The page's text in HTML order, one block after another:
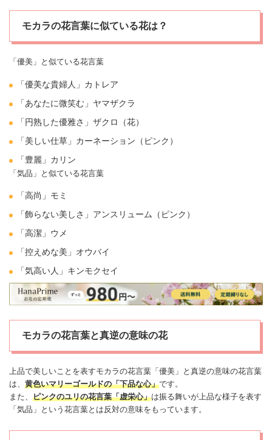
モカラの花言葉に似ている花は？
「優美」と似ている花言葉
「優美な貴婦人」 カトレア
「あなたに微笑む」ヤマザクラ
「円熟した優雅さ」 ザクロ
（花）
「美しい仕草」 カーネーション （ピンク）
「豊麗」カリン
「気品」と似ている花言葉
「高尚」モミ
「飾らない美しさ」 アンスリューム
（ピンク）
「高潔」 ウメ
「控えめな美」オウバイ
「気高い人」 キンモクセイ
モカラの花言葉と真逆の意味の花
上品で美しいことを表すモカラの花言葉「優美」と真逆の意味の花言葉
は、 黄色いマリーゴールドの「下品な心」です。
また、 ピンクのユリの花言葉「虚栄心」は振る舞いが上品な様子を表す
「気品」という花言葉とは反対の意味をもっています。